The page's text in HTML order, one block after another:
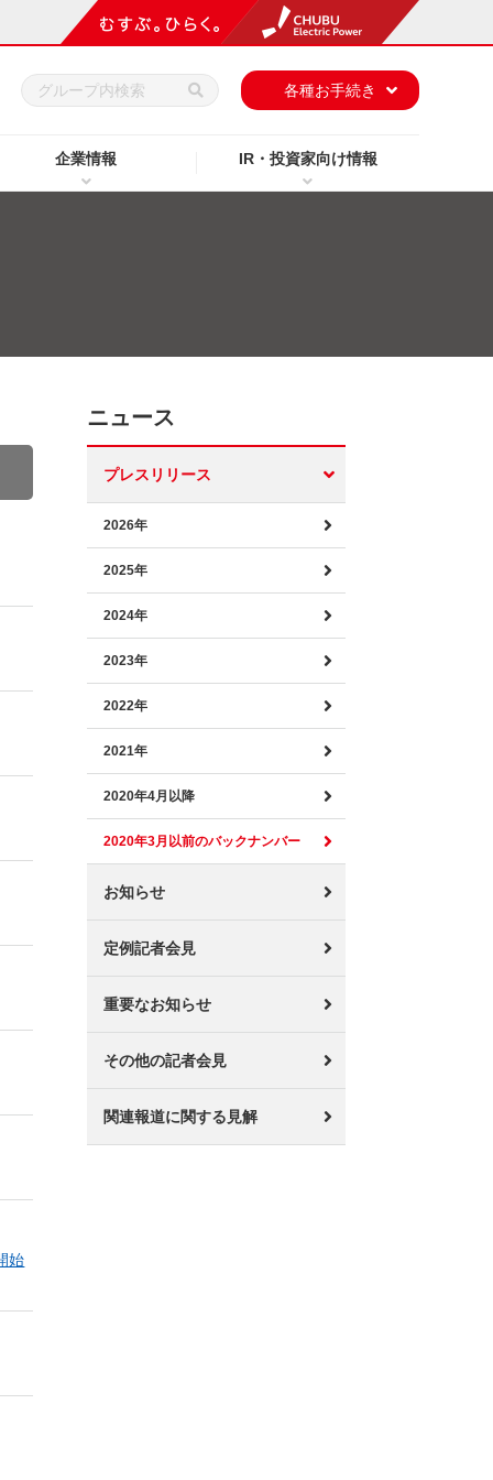
企業情報 IR・投資家向け情報
各種お手続き
始
ニュース
プレスリリース
2026年
2025年
2024年
2023年
2022年
2021年
2020年4月以降
2020年3月以前のバックナンバー
お知らせ
定例記者会見
重要なお知らせ
その他の記者会見
関連報道に関する見解